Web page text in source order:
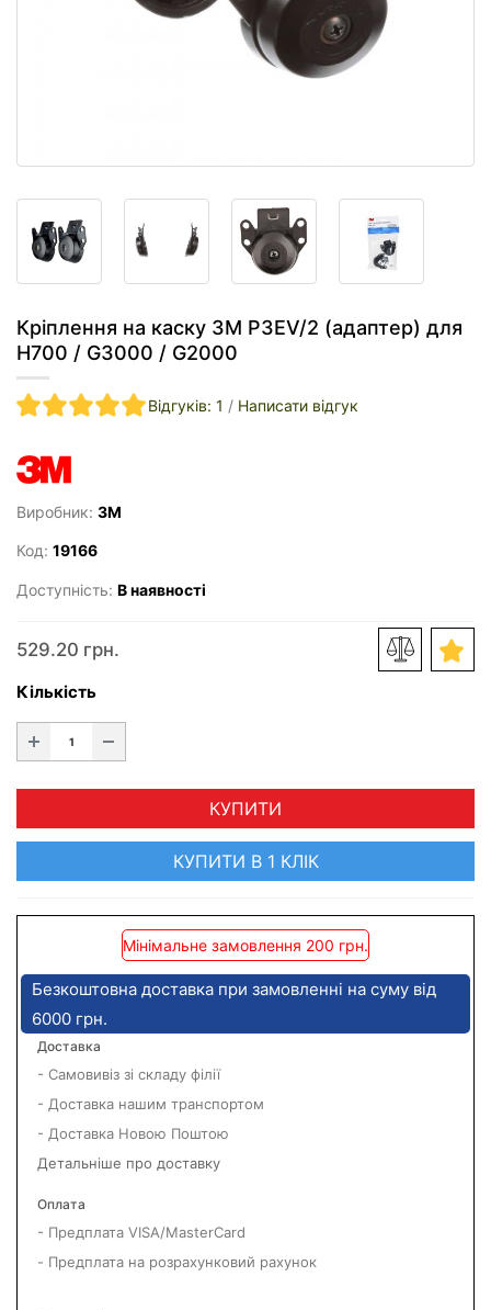
Кріплення на каску 3M P3EV/2 (адаптер) для
Н700 / G3000 / G2000
Відгуків: 1 / Написати відгук
Виробник: 3M
Код: 19166
Доступність: В наявності
529.20 грн.
Кількість
КУПИТИ
КУПИТИ В 1 КЛІК
Мінімальне замовлення 200 грн.
Безкоштовна доставка при замовленні на суму від
6000 грн.
Доставка
- Самовивіз зі складу філії
- Доставка нашим транспортом
- Доставка Новою Поштою
Детальніше про доставку
Оплата
- Предплата VISA/MasterCard
- Предплата на розрахунковий рахунок